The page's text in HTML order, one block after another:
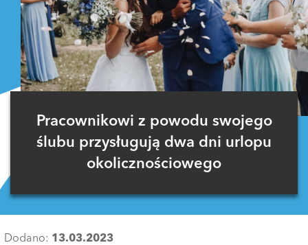
Pracownikowi z powodu swojego
ślubu przysługują dwa dni urlopu
okolicznościowego
Dodano: 13.03.2023